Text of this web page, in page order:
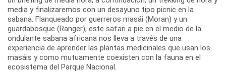
media y finalizaremos con un desayuno tipo picnic en la
sabana. Flanqueado por guerreros masái (Moran) y un
guardabosque (Ranger), este safari a pie en el medio de la
ondulante sabana africana nos lleva a través de una
experiencia de aprender las plantas medicinales que usan los
masáis y como mutuamente coexisten con la fauna en el
ecosistema del Parque Nacional.